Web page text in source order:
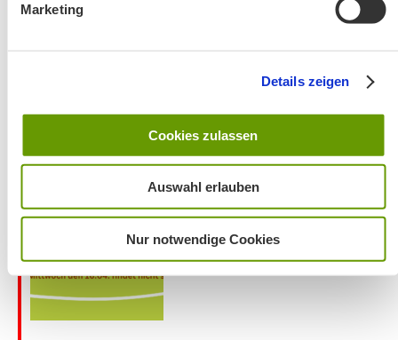
Marketing
Details zeigen
Cookies zulassen
Auswahl erlauben
Nur notwendige Cookies
Wanderung entfällt